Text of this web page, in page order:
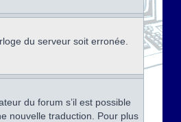
du serveur soit erronée.
du forum s’il est possible
nouvelle traduction. Pour plus